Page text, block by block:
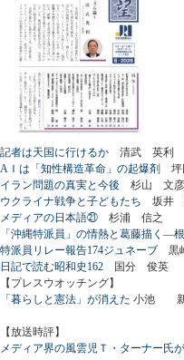
記者は天国に行けるか 清武 英利
AＩは「知性構造革命」の起爆剤 坪
イラン問題の真実と今後 杉山 文彦
ウクライナ戦争と子どもたち 坂井
メディアの日本語㉑ 杉浦 信之
「沖縄特派員」の情熱と葛藤描く―根
特派員リレー報告174ジュネーブ 黒
日記で読む昭和史162 国分 俊英
【プレスウオッチング】
「暮らしと憲法」が消えた 小池
【放送時評】
メディア界の風雲児Ｔ・ターナー氏